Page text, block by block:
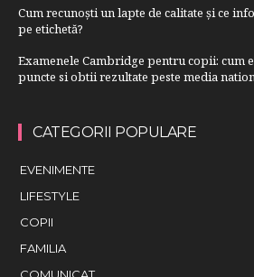
Cum recunoști un lapte de calitate și ce
pe etichetă?
Examenele Cambridge pentru copii: cum
puncte si obtii rezultate peste media
CATEGORII POPULARE
EVENIMENTE
LIFESTYLE
COPII
FAMILIA
COMUNICAT